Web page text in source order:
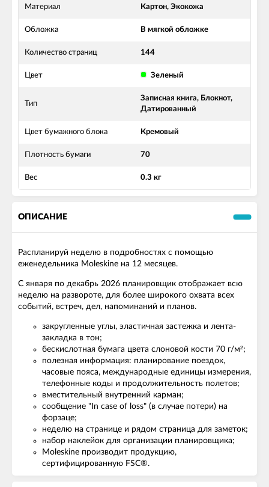
Материал Картон, Экокожа
Обложка В мягкой обложке
Количество страниц 144
Цвет Зеленый
Тип
Записная книга, Блокнот,
Датированный
Цвет бумажного блока Кремовый
Плотность бумаги 70
Вес 0.3 кг
ОПИСАНИЕ
Распланируй неделю в подробностях с помощью
еженедельника Moleskine на 12 месяцев.
С января по декабрь 2026 планировщик отображает всю
неделю на развороте, для более широкого охвата всех
событий, встреч, дел, напоминаний и планов.
закругленные углы, эластичная застежка и лента-
закладка в тон;
бескислотная бумага цвета слоновой кости 70 г/м²;
полезная информация: планирование поездок,
часовые пояса, международные единицы измерения,
телефонные коды и продолжительность полетов;
вместительный внутренний карман;
сообщение "In case of loss" (в случае потери) на
форзаце;
неделю на странице и рядом страница для заметок;
набор наклейок для организации планировщика;
Moleskine производит продукцию,
сертифицированную FSC®.